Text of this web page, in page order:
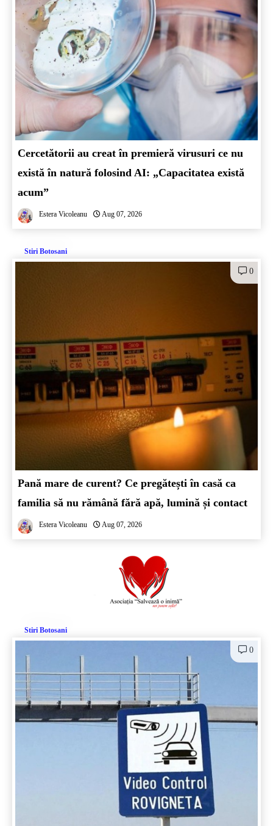
Cercetătorii au creat în premieră virusuri ce nu
există în natură folosind AI: „Capacitatea există
acum”
Estera Vicoleanu Aug 07, 2026
Stiri Botosani
0
Pană mare de curent? Ce pregătești în casă ca
familia să nu rămână fără apă, lumină și contact
Estera Vicoleanu Aug 07, 2026
Stiri Botosani
0